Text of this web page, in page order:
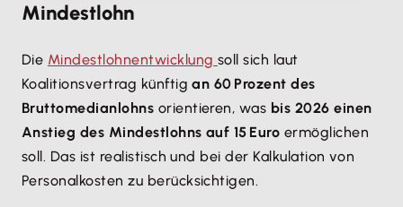
Mindestlohn
Die Mindestlohnentwicklung soll sich laut
Koalitionsvertrag künftigan 60 Prozent des
Bruttomedianlohns orientieren, was bis 2026 einen
Anstieg des Mindestlohns auf 15 Euro ermöglichen
soll. Das ist realistisch und bei der Kalkulation von
Personalkosten zu berücksichtigen.